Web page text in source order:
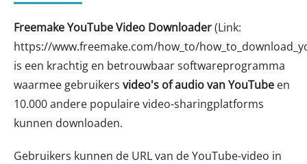
Freemake YouTube Video Downloader(Link:
https://www.freemake.com/how_to/
is een krachtig en betrouwbaar softwareprogramma
waarmee gebruikers video's of audio van YouTube en
10.000 andere populaire video-sharingplatforms
kunnen downloaden.
Gebruikers kunnen de URL van de YouTube-video in